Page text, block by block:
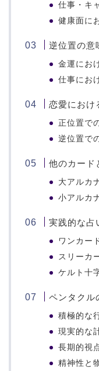
仕事・キ
健康面に
逆位置の意
金運にお
仕事にお
恋愛におけ
正位置で
逆位置で
他のカード
大アルカ
小アルカ
実践的な占
ワンカー
スリーカ
ケルト十
ペンタクル
積極的な
現実的な
長期的視
精神性と